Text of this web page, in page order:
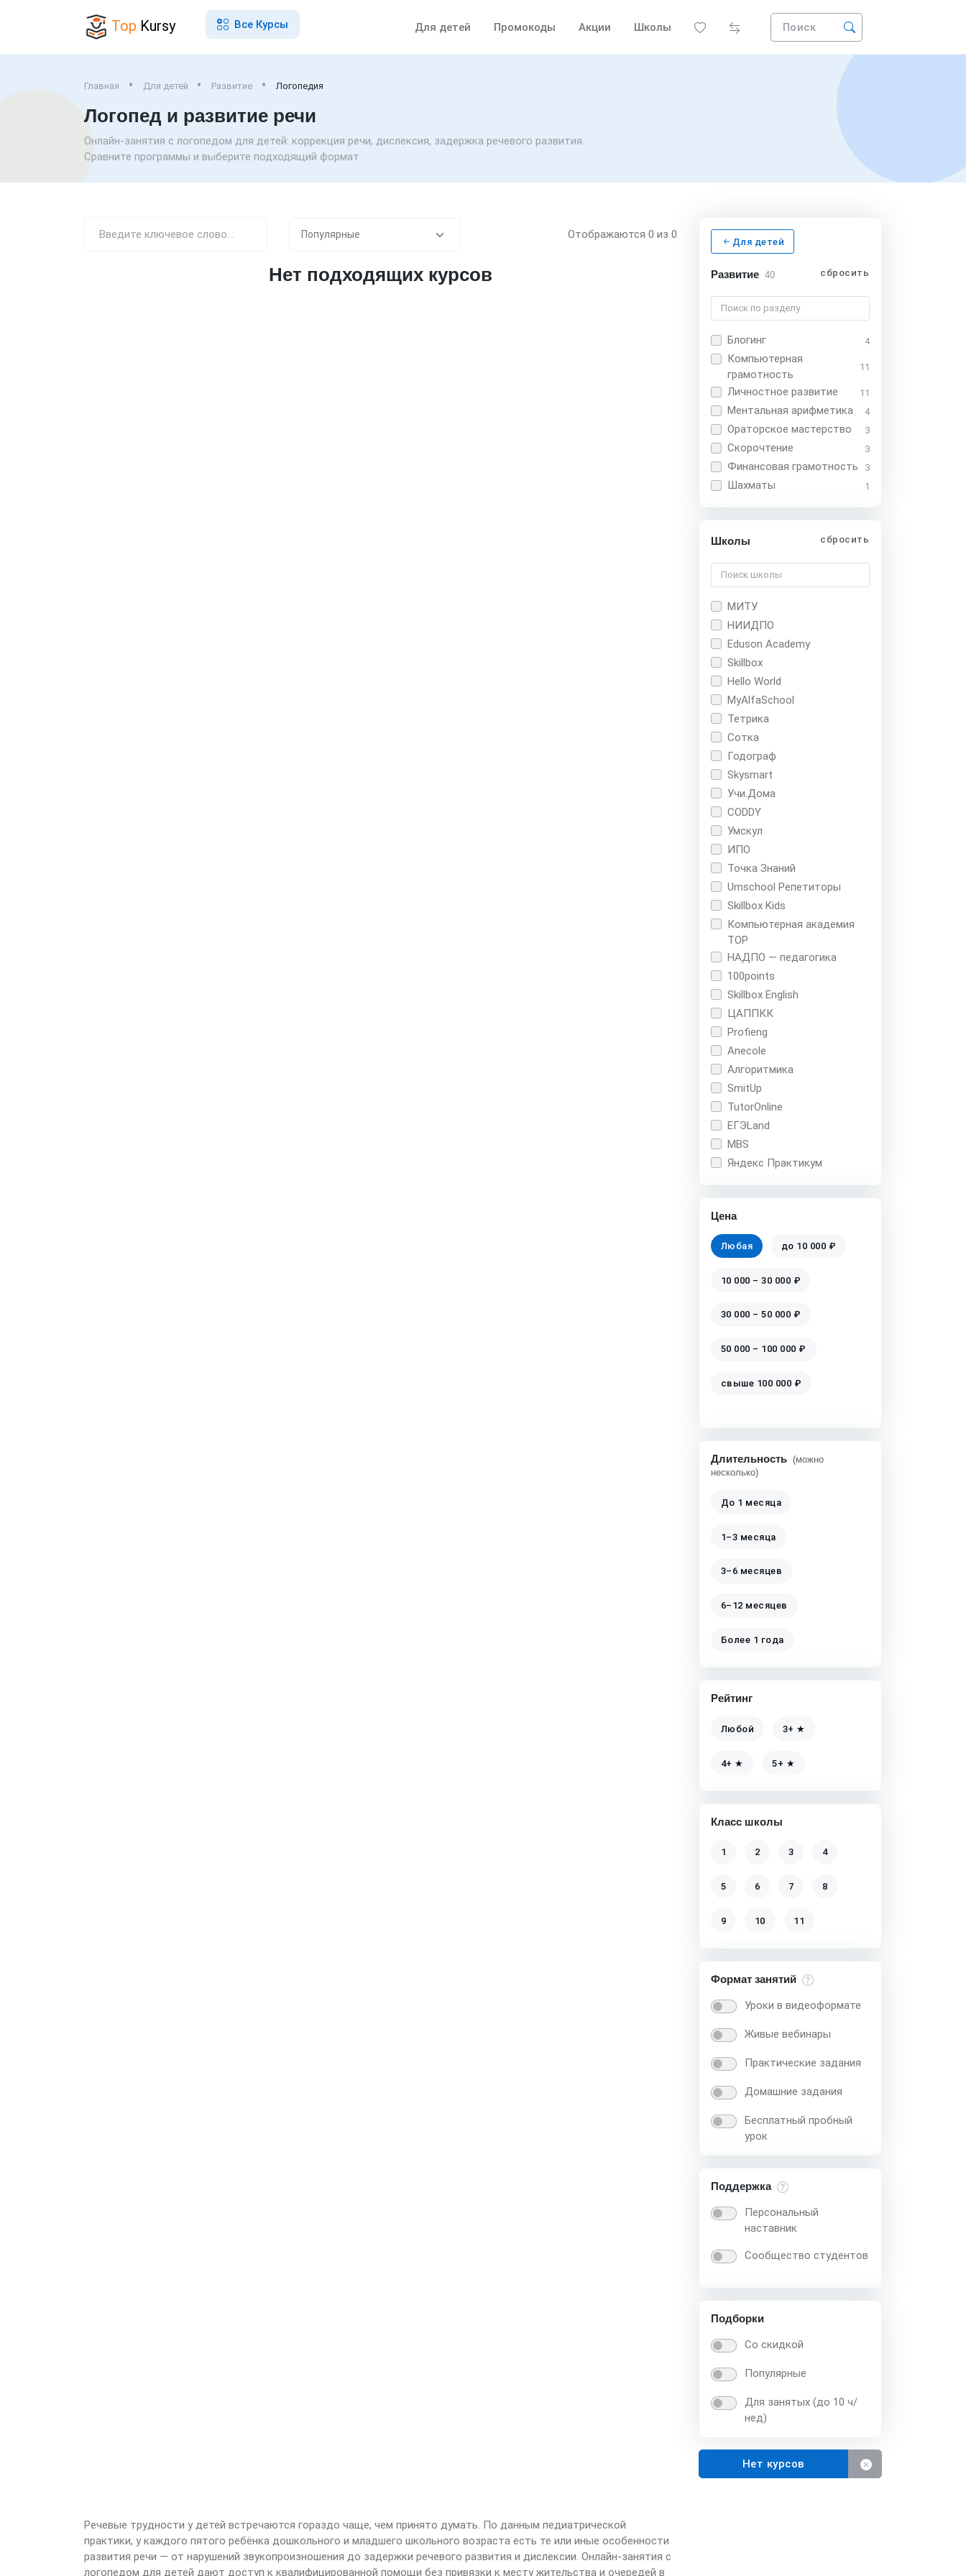
Top Kursy Все Курсы Для детей Промокоды Акции Школы Поиск
Главная Для детей Развитие Логопедия
Логопед и развитие речи
Онлайн-занятия с логопедом для детей: коррекция речи, дислексия, задержка речевого развития.
Сравните программы и выберите подходящий формат.
Отображаются 0 из 0
Нет подходящих курсов
Для детей
Развитие 40 сбросить
Блогинг 4
Компьютерная
грамотность
11
Личностное развитие 11
Ментальная арифметика 4
Ораторское мастерство 3
Скорочтение 3
Финансовая грамотность 3
Шахматы 1
Школы сбросить
МИТУ
НИИДПО
Eduson Academy
Skillbox
Hello World
MyAlfaSchool
Тетрика
Сотка
Годограф
Skysmart
Учи.Дома
CODDY
Умскул
ИПО
Точка Знаний
Umschool Репетиторы
Skillbox Kids
Компьютерная академия
TOP
НАДПО — педагогика
100points
Skillbox English
ЦАППКК
Profieng
Anecole
Алгоритмика
SmitUp
TutorOnline
ЕГЭLand
MBS
Яндекс Практикум
Цена
Любая до 10 000 ₽
10 000 – 30 000 ₽
30 000 – 50 000 ₽
50 000 – 100 000 ₽
свыше 100 000 ₽
Длительность (можно
несколько)
До 1 месяца
1–3 месяца
3–6 месяцев
6–12 месяцев
Более 1 года
Рейтинг
Любой 3+ ★
4+ ★ 5+ ★
Класс школы
1 2 3 4
5 6 7 8
9 10 11
Формат занятий
Уроки в видеоформате
Живые вебинары
Практические задания
Домашние задания
Бесплатный пробный
урок
Поддержка
Персональный
наставник
Сообщество студентов
Подборки
Со скидкой
Популярные
Для занятых (до 10 ч/
нед)
Нет курсов
Речевые трудности у детей встречаются гораздо чаще, чем принято думать. По данным педиатрической
практики, у каждого пятого ребёнка дошкольного и младшего школьного возраста есть те или иные особенности
развития речи — от нарушений звукопроизношения до задержки речевого развития и дислексии. Онлайн-занятия с
логопедом для детей дают доступ к квалифицированной помощи без привязки к месту жительства и очередей в